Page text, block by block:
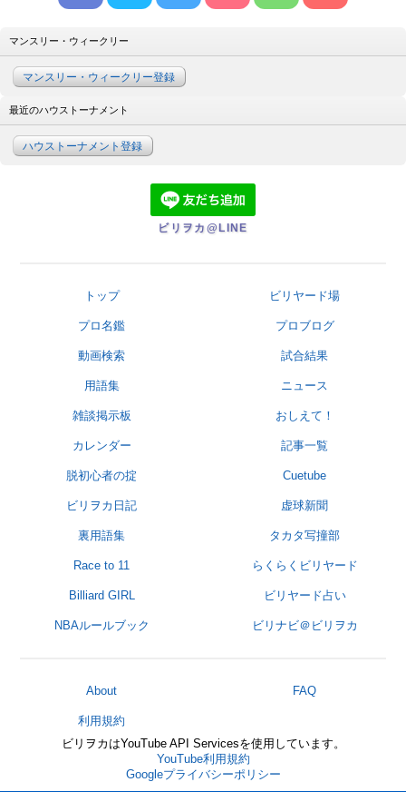
マンスリー・ウィークリー
マンスリー・ウィークリー登録
最近のハウストーナメント
ハウストーナメント登録
ビリヲカ@LINE
トップ ビリヤード場
プロ名鑑 プロブログ
動画検索 試合結果
用語集 ニュース
雑談掲示板 おしえて！
カレンダー 記事一覧
脱初心者の掟 Cuetube
ビリヲカ日記 虚球新聞
裏用語集 タカタ写撞部
Race to 11 らくらくビリヤード
Billiard GIRL ビリヤード占い
NBAルールブック ビリナビ＠ビリヲカ
About FAQ
利用規約
ビリヲカはYouTube API Servicesを使用しています。
YouTube利用規約
Googleプライバシーポリシー